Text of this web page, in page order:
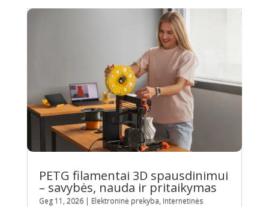
PETG filamentai 3D spausdinimui
– savybės, nauda ir pritaikymas
Geg 11, 2026| Elektroninė prekyba, Internetinės